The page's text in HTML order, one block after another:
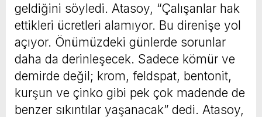
geldiğini söyledi. Atasoy, “Çalışanlar hak
ettikleri ücretleri alamıyor. Bu direnişe yol
açıyor. Önümüzdeki günlerde sorunlar
daha da derinleşecek. Sadece kömür ve
demirde değil; krom, feldspat, bentonit,
kurşun ve çinko gibi pek çok madende de
benzer sıkıntılar yaşanacak” dedi. Atasoy,